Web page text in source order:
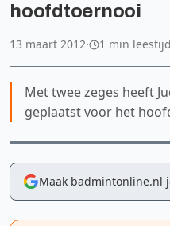
hoofdtoernooi
13 maart 2012· 1 min leestijd
Met twee zeges heeft
geplaatst voor het
Maak badmintonline.nl